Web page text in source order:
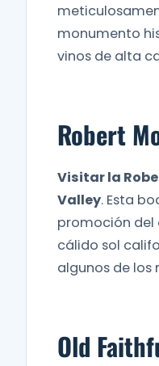
monumento
vinos de alta
Robert
Visitar la
Valley. Esta
promoción del
cálido sol
algunos de los
Old